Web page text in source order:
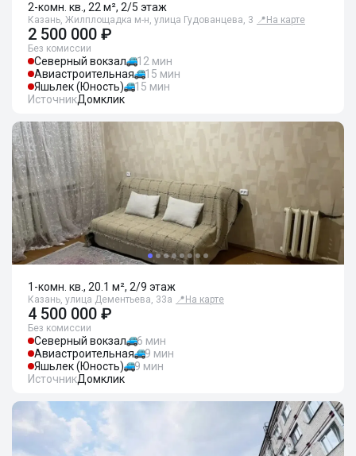
2-комн. кв., 22 м², 2/5 этаж
Казань, Жилплощадка м-н, улица Гудованцева, 3 📍 На карте
2 500 000 ₽
Без комиссии
Северный вокзал
12 мин
Авиастроительная
15 мин
Яшьлек (Юность)
15 мин
ИсточникДомклик
1-комн. кв., 20.1 м², 2/9 этаж
Казань, улица Дементьева, 33а 📍 На карте
4 500 000 ₽
Без комиссии
Северный вокзал
6 мин
Авиастроительная
9 мин
Яшьлек (Юность)
9 мин
ИсточникДомклик